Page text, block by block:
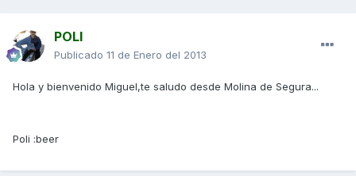
POLI
Publicado 11 de Enero del 2013
Hola y bienvenido Miguel,te saludo desde Molina de Segura...
Poli :beer